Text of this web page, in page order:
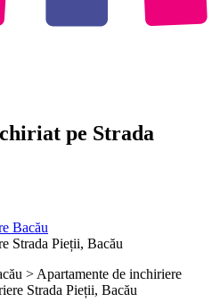
pe Strada
Bacău
Strada Pieții, Bacău
> Apartamente de inchiriere
Strada Pieții, Bacău